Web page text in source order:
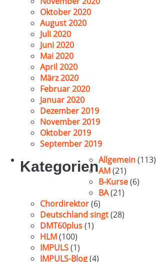
Oktober 2020
August 2020
Juli 2020
Juni 2020
Mai 2020
April 2020
März 2020
Februar 2020
Januar 2020
Dezember 2019
November 2019
Oktober 2019
September 2019
KategorienAllgemein(113)
AM(21)
B-Kurse(6)
BA(21)
Chordirektor(6)
Deutschland singt(28)
DMT60plus(1)
HLM(100)
IMPULS(1)
IMPULS-Blog(4)